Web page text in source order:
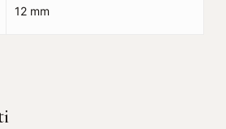
12 mm